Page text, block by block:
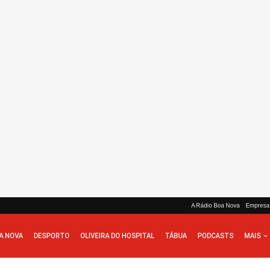
A Rádio Boa Nova Empresa
NOVA DESPORTO OLIVEIRA DO HOSPITAL TÁBUA PODCASTS MAIS